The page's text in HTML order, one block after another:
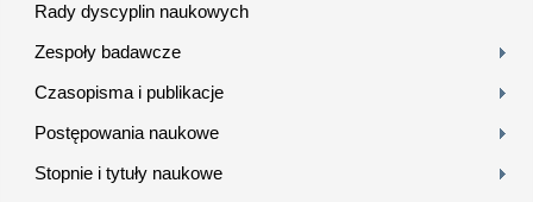
Rady dyscyplin naukowych
Zespoły badawcze
Czasopisma i publikacje
Postępowania naukowe
Stopnie i tytuły naukowe